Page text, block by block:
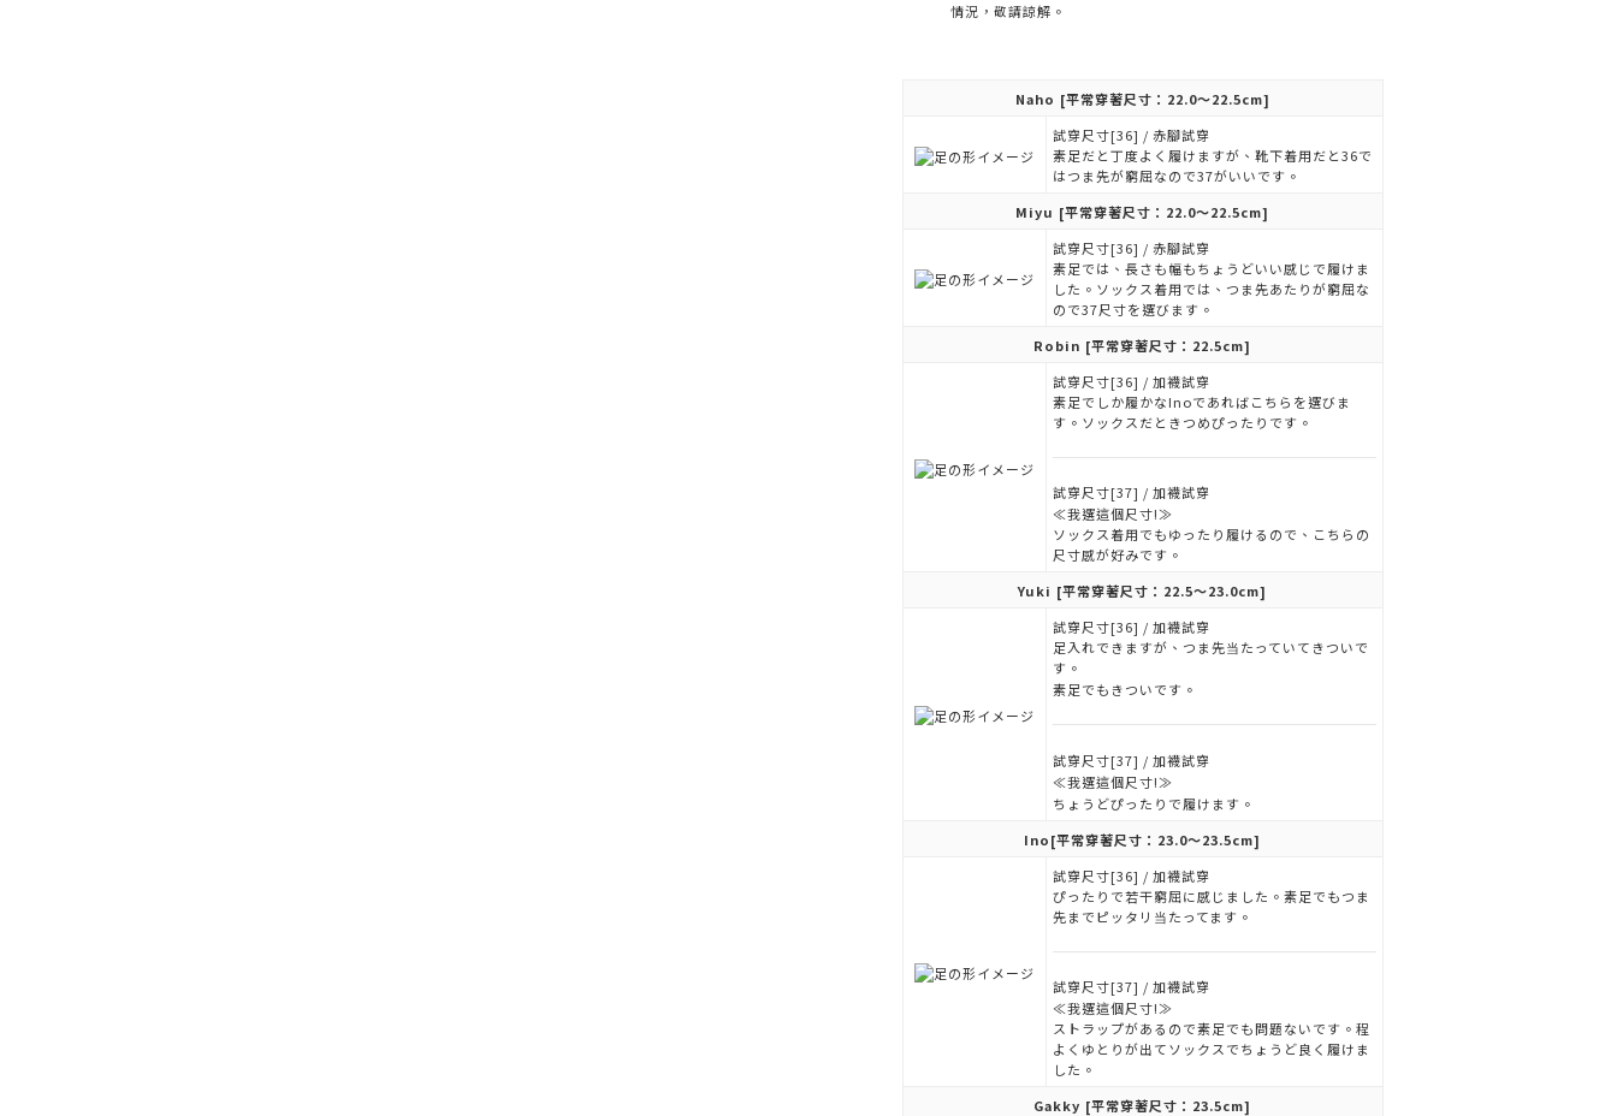
情況，敬請諒解。
Naho [平常穿著尺寸：22.0～22.5cm]
試穿尺寸[36] / 赤腳試穿
素足だと丁度よく履けますが、靴下着用だと36で
はつま先が窮屈なので37がいいです。
Miyu [平常穿著尺寸：22.0～22.5cm]
試穿尺寸[36] / 赤腳試穿
素足では、長さも幅もちょうどいい感じで履けま
した。ソックス着用では、つま先あたりが窮屈な
ので37尺寸を選びます。
Robin [平常穿著尺寸：22.5cm]
試穿尺寸[36] / 加襪試穿
素足でしか履かなInoであればこちらを選びま
す。ソックスだときつめぴったりです。
試穿尺寸[37] / 加襪試穿
≪我選這個尺寸!≫
ソックス着用でもゆったり履けるので、こちらの
尺寸感が好みです。
Yuki [平常穿著尺寸：22.5～23.0cm]
試穿尺寸[36] / 加襪試穿
足入れできますが、つま先当たっていてきついで
す。
素足でもきついです。
試穿尺寸[37] / 加襪試穿
≪我選這個尺寸!≫
ちょうどぴったりで履けます。
Ino[平常穿著尺寸：23.0～23.5cm]
試穿尺寸[36] / 加襪試穿
ぴったりで若干窮屈に感じました。素足でもつま
先までピッタリ当たってます。
試穿尺寸[37] / 加襪試穿
≪我選這個尺寸!≫
ストラップがあるので素足でも問題ないです。程
よくゆとりが出てソックスでちょうど良く履けま
した。
Gakky [平常穿著尺寸：23.5cm]